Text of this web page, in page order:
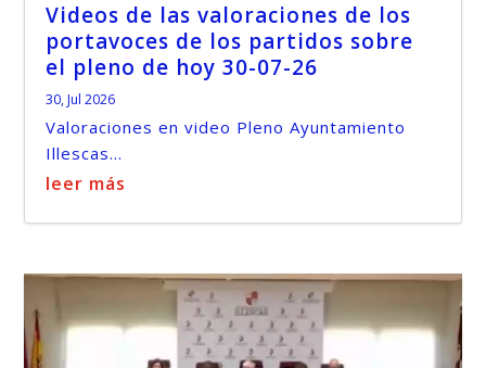
Videos de las valoraciones de los
portavoces de los partidos sobre
el pleno de hoy 30-07-26
30, Jul 2026
Valoraciones en video Pleno Ayuntamiento
Illescas...
leer más